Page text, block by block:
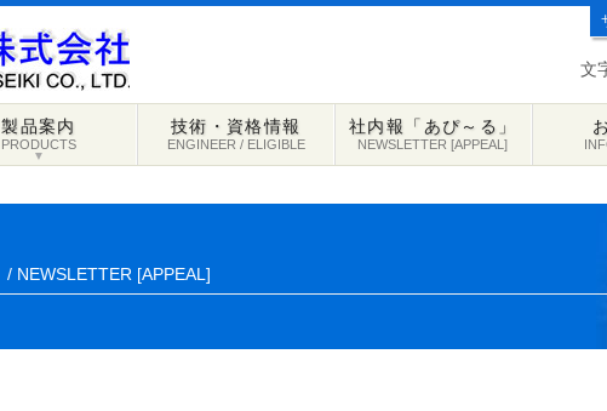
文
▼
製品案内
PRODUCTS
技術・資格情報
ENGINEER / ELIGIBLE
社内報「あぴ～る」
NEWSLETTER [APPEAL]
/ NEWSLETTER [APPEAL]